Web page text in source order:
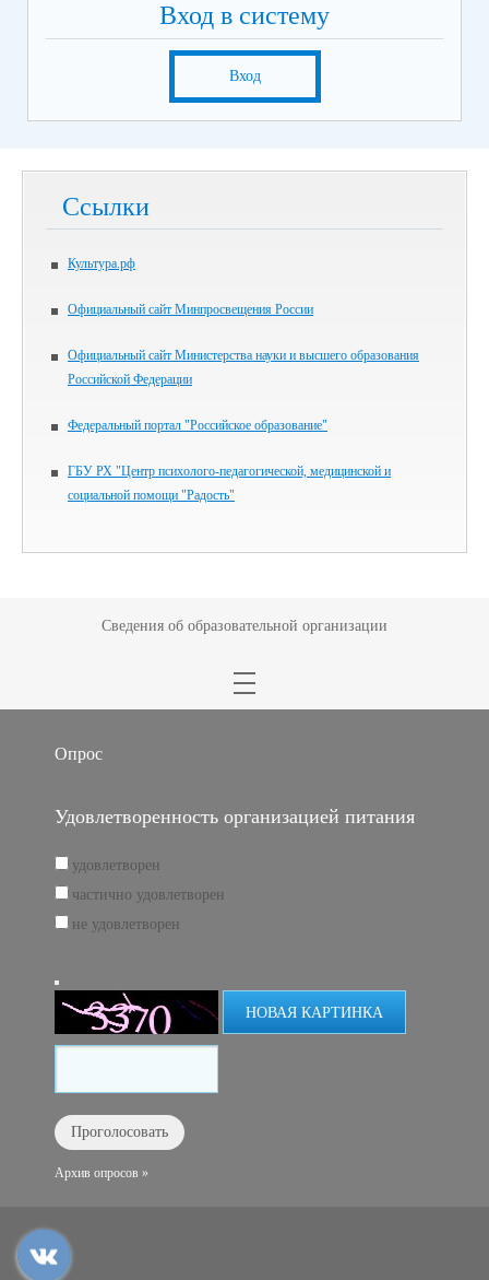
Вход в систему
Вход
Ссылки
Культура.рф
Официальный сайт Минпросвещения России
Официальный сайт Министерства науки и высшего образования
Российской Федерации
Федеральный портал "Российское образование"
ГБУ РХ "Центр психолого-педагогической, медицинской и
социальной помощи "Радость"
Сведения об образовательной организации
Опрос
Удовлетворенность организацией питания
удовлетворен
частично удовлетворен
не удовлетворен
НОВАЯ КАРТИНКА
Архив опросов »